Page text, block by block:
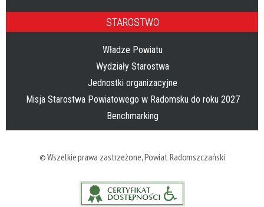
STAROSTWO
Władze Powiatu
Wydziały Starostwa
Jednostki organizacyjne
Misja Starostwa Powiatowego w Radomsku do roku 2027
Benchmarking
© Wszelkie prawa zastrzeżone,Powiat Radomszczański